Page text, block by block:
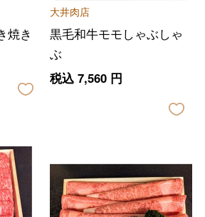
焼き
大井肉店
黒毛和牛モモしゃぶしゃ
ぶ
税込 7,560円